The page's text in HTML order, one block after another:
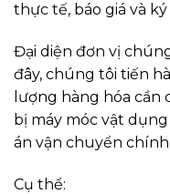
thực tế, báo giá và
Đại diện đơn vị
đây, chúng tôi tiến
lượng hàng hóa cần
bị máy móc vật
án vận chuyển
Cụ thể: